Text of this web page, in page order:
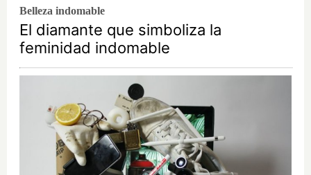
Belleza indomable
El diamante que simboliza la
feminidad indomable